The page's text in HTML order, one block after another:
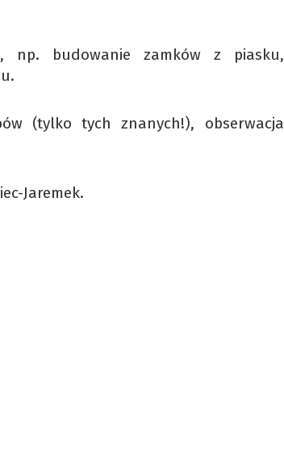
np. budowanie zamków z piasku,
(tylko tych znanych!), obserwacja
Jaremek.